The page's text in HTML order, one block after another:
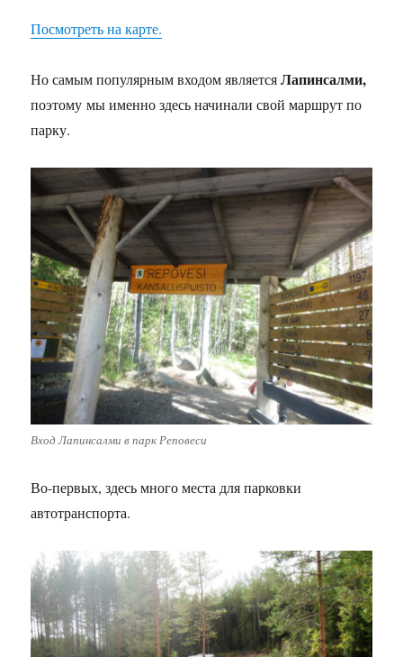
Посмотреть на карте.
Но самым популярным входом являетсяЛапинсалми,
поэтому мы именно здесь начинали свой маршрут по
парку.
Вход Лапинсалми в парк Реповеси
Во-первых, здесь много места для парковки
автотранспорта.